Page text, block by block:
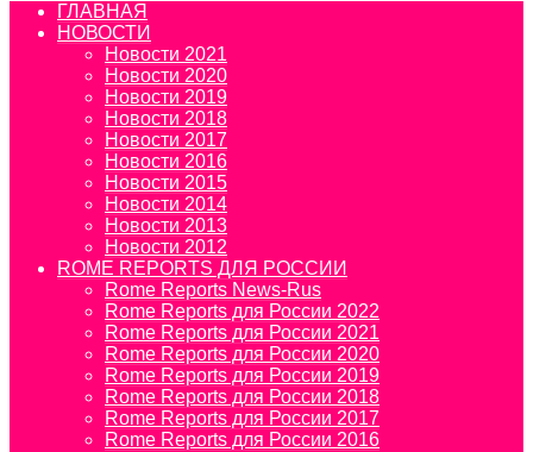
ГЛАВНАЯ
НОВОСТИ
Новости 2021
Новости 2020
Новости 2019
Новости 2018
Новости 2017
Новости 2016
Новости 2015
Новости 2014
Новости 2013
Новости 2012
ROME REPORTS ДЛЯ РОССИИ
Rome Reports News-Rus
Rome Reports для России 2022
Rome Reports для России 2021
Rome Reports для России 2020
Rome Reports для России 2019
Rome Reports для России 2018
Rome Reports для России 2017
Rome Reports для России 2016